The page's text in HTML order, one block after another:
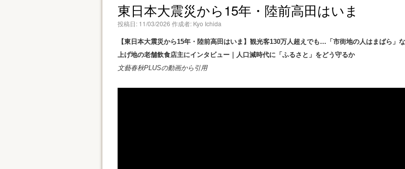
東日本大震災から15年・陸前高田はいま
投稿日: 11/03/2026 作成者: Kyo Ichida
【東日本大震災から15年・陸前高田はいま】観光客130万人超えでも…「市街地の人はまばら」
上げ地の老舗飲食店主にインタビュー｜人口減時代に「ふるさと」をどう守るか
文藝春秋PLUSの動画から引用